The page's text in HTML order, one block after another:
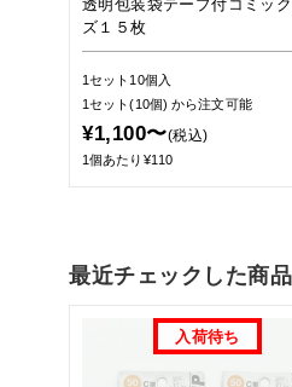
透明包装袋テープ付コミッ
ズ１５枚
1セット10個入
1セット(10個)から注文可能
¥1,100〜(税込)
1個あたり¥110
最近チェックした商品